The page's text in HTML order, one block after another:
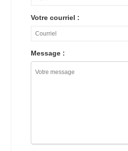
Votre courriel :
Message :